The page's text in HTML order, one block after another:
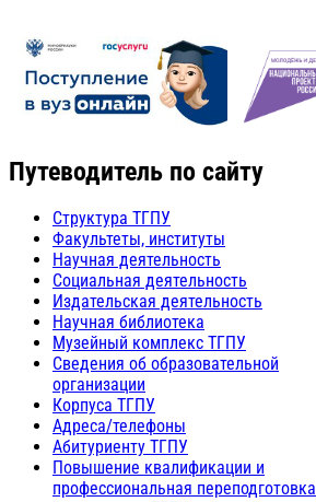
Путеводитель по сайту
Структура ТГПУ
Факультеты, институты
Научная деятельность
Социальная деятельность
Издательская деятельность
Научная библиотека
Музейный комплекс ТГПУ
Сведения об образовательной
организации
Корпуса ТГПУ
Адреса/телефоны
Абитуриенту ТГПУ
Повышение квалификации и
профессиональная переподготовка